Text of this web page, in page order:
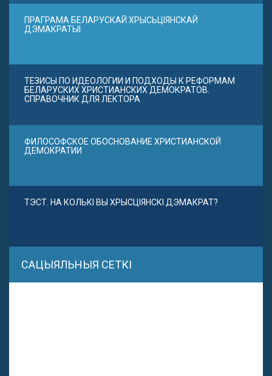
ПРАГРАМА БЕЛАРУСКАЙ ХРЫСЬЦІЯНСКАЙ
ДЭМАКРАТЫІ
ТЕЗИСЫ ПО ИДЕОЛОГИИ И ПОДХОДЫ К РЕФОРМАМ
БЕЛАРУСКИХ ХРИСТИАНСКИХ ДЕМОКРАТОВ.
СПРАВОЧНИК ДЛЯ ЛЕКТОРА
ФИЛОСОФСКОЕ ОБОСНОВАНИЕ ХРИСТИАНСКОЙ
ДЕМОКРАТИИ
ТЭСТ. НА КОЛЬКІ ВЫ ХРЫСЦІЯНСКІ ДЭМАКРАТ?
САЦЫЯЛЬНЫЯ СЕТКІ